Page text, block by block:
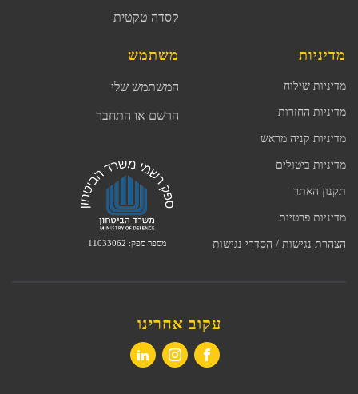
קסדה טקטית
מדיניות
מדיניות שילוח
מדיניות החזרות
מדיניות קניה מראש
מדיניות ביטולים
תקנון האתר
מדיניות פרטיות
הצהרת נגישות / הסדרי נגישות
משתמש
המשתמש שלי
הרשם או התחבר
מספר ספק: 11033062
עקוב אחרינו